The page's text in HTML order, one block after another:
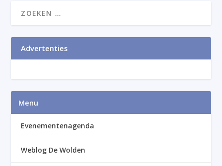
Advertenties
Menu
Evenementenagenda
Weblog De Wolden